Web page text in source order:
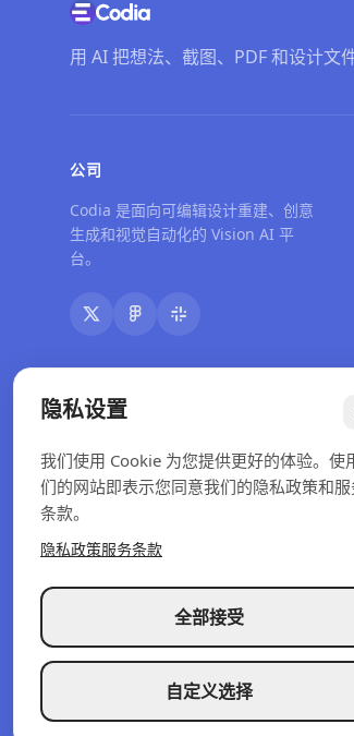
用 AI 把想法、截图、PDF 和设计文
公司
Codia 是面向可编辑设计重建、创意
生成和视觉自动化的 Vision AI 平
台。
© 2026 Codia AI. 保留所有权利。
隐私设置
我们使用 Cookie 为您提供更好的体验。使
们的网站即表示您同意我们的隐私政策和服
条款。
隐私政策服务条款
全部接受
自定义选择